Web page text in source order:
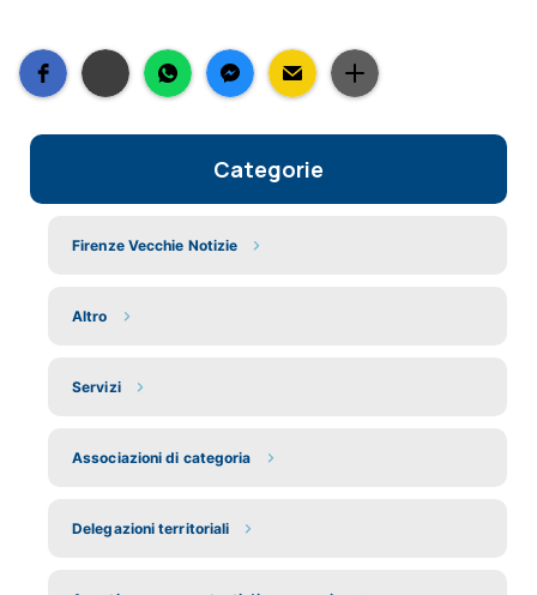
Categorie
Firenze Vecchie Notizie
Altro
Servizi
Associazioni di categoria
Delegazioni territoriali